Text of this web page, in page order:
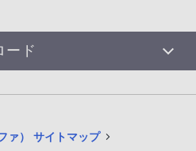
ード
ァ） サイトマップ